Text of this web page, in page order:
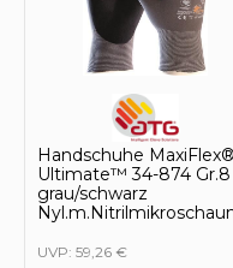
Handschuhe MaxiFlex®
Ultimate™ 34-874 Gr.8
grau/schwarz
UVP: 59,26 €